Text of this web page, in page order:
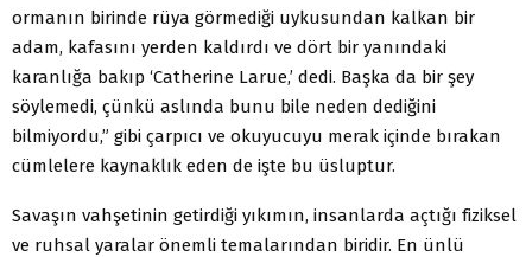
ormanın birinde rüya görmediği uykusundan kalkan bir
adam, kafasını yerden kaldırdı ve dört bir yanındaki
karanlığa bakıp ‘Catherine Larue,’ dedi. Başka da bir şey
söylemedi, çünkü aslında bunu bile neden dediğini
bilmiyordu,” gibi çarpıcı ve okuyucuyu merak içinde bırakan
cümlelere kaynaklık eden de işte bu üsluptur.
Savaşın vahşetinin getirdiği yıkımın, insanlarda açtığı fiziksel
ve ruhsal yaralar önemli temalarından biridir. En ünlü